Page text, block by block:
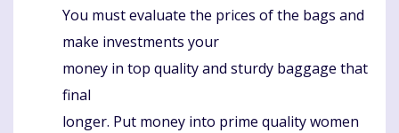
You must evaluate the prices of the bags and
make investments your
money in top quality and sturdy baggage that
final
longer. Put money into prime quality women